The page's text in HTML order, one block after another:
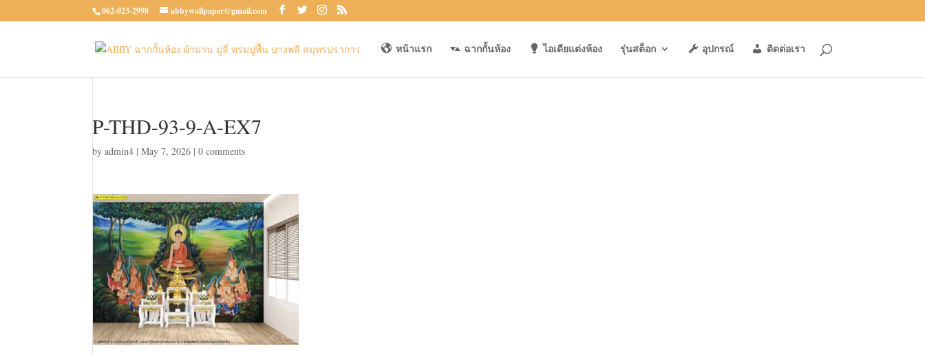
062-023-2998 abbywallpaper@gmail.com
หน้าแรก ฉากกั้นห้อง ไอเดียแต่งห้อง รุ่นสต็อก อุปกรณ์ ติดต่อเรา
P-THD-93-9-A-EX7
byadmin4 |May 7, 2026 |0 comments